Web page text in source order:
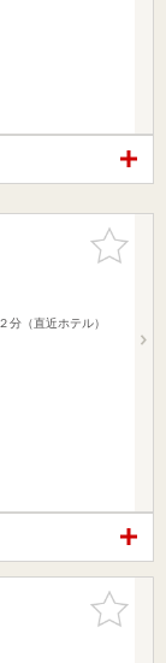
お気に入
りに追加
分（直近ホテル）
お気に入
りに追加